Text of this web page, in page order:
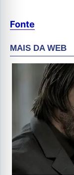
Fonte